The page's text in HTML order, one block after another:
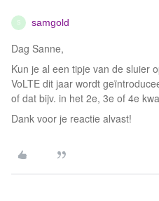
S samgold
Dag Sanne,
Kun je al een tipje van de sluier
VoLTE dit jaar wordt
of dat bijv. in het 2e, 3e of 4e
Dank voor je reactie alvast!